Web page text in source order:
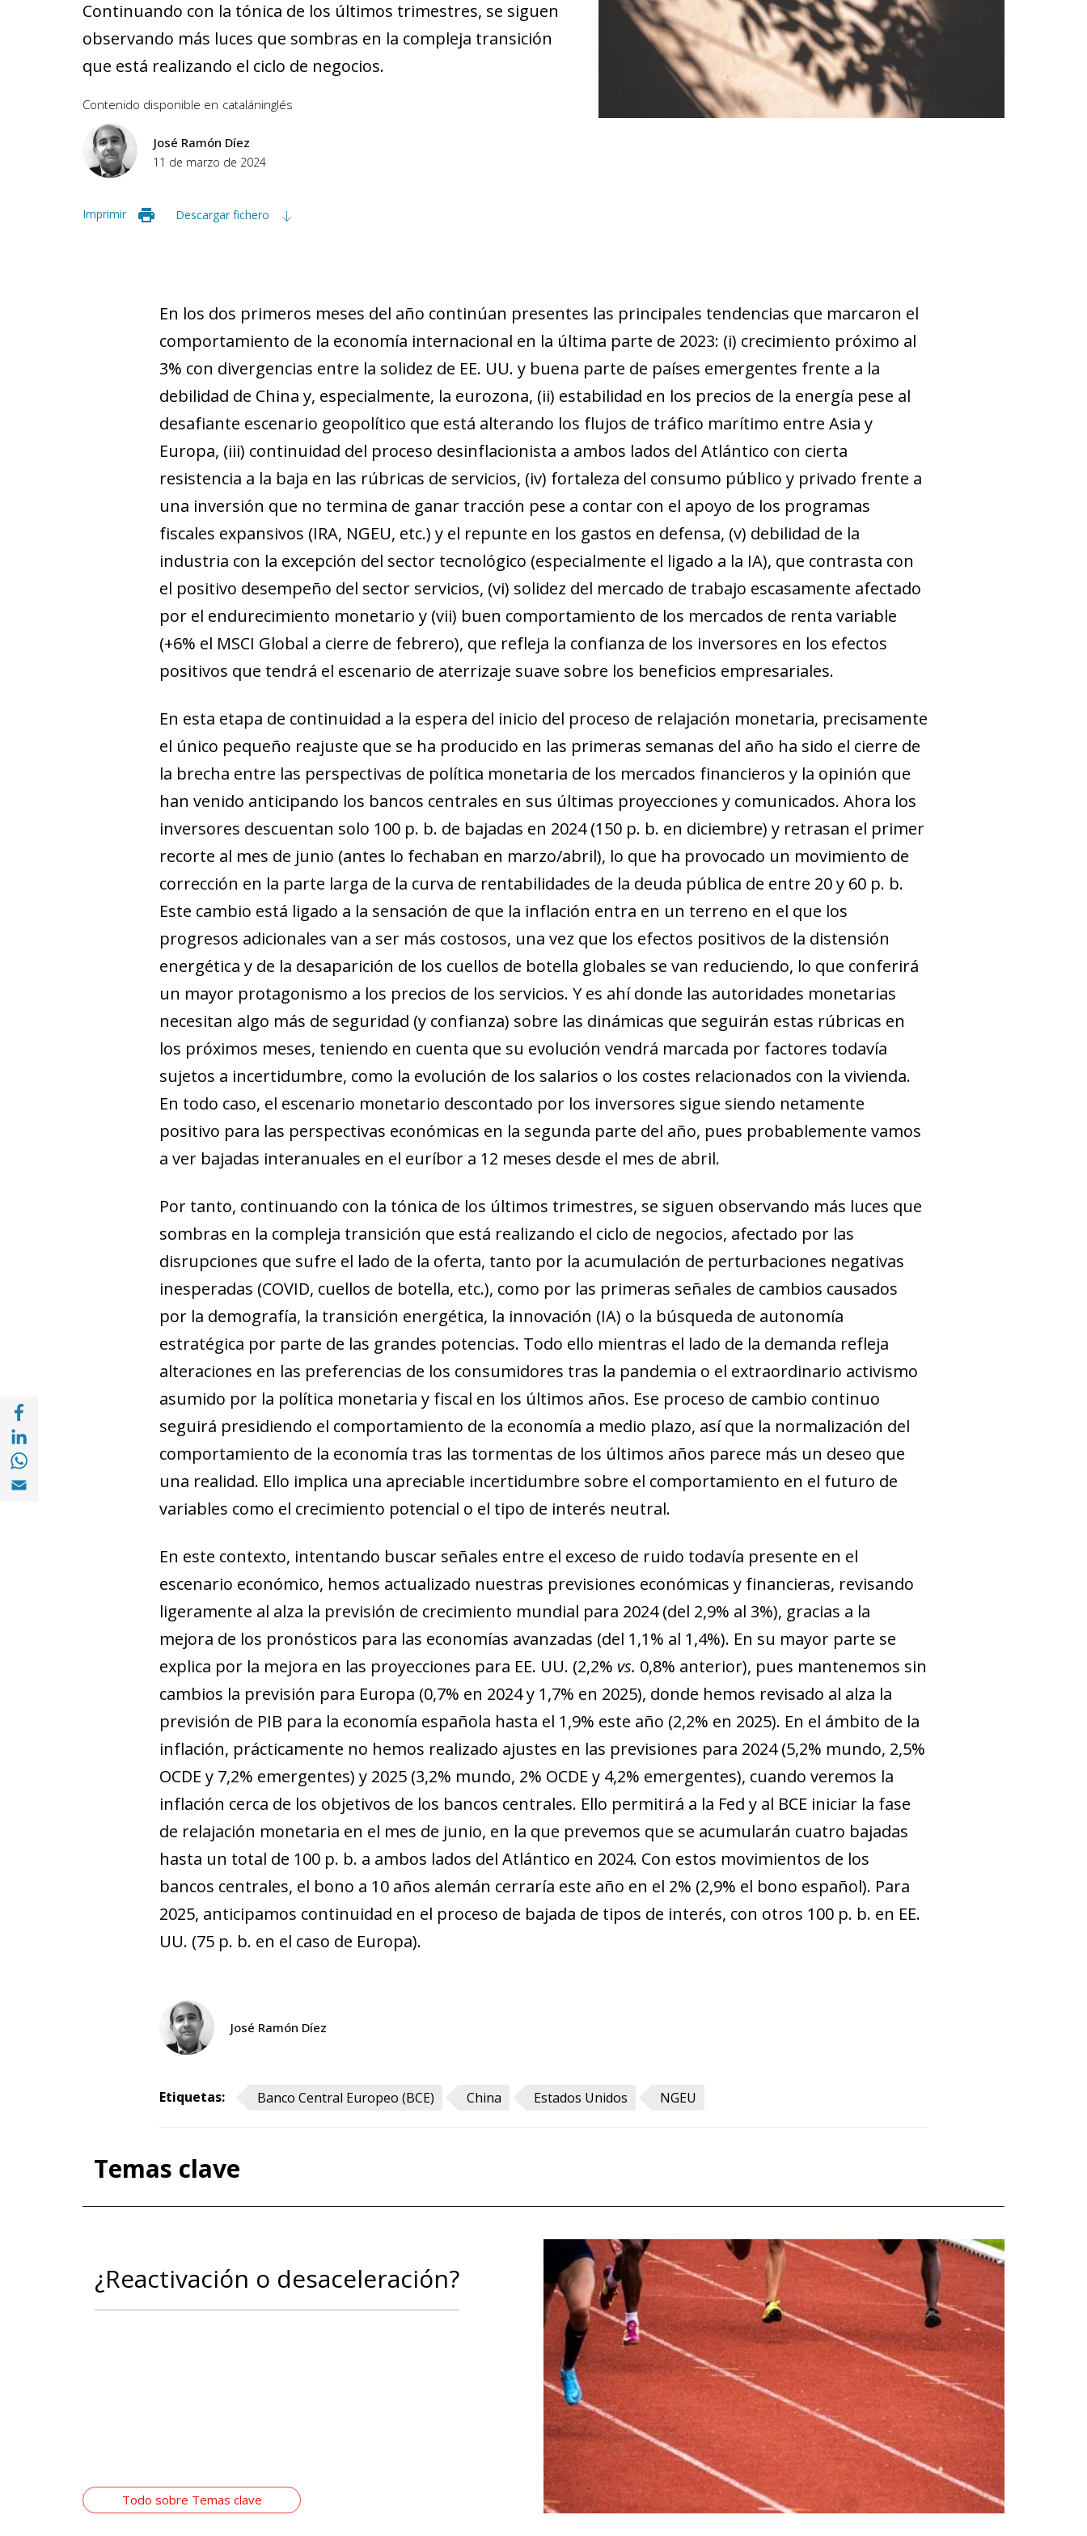
Continuando con la tónica de los últimos trimestres, se siguen
observando más luces que sombras en la compleja transición
que está realizando el ciclo de negocios.
Contenido disponible en cataláninglés
José Ramón Díez
11 de marzo de 2024
Imprimir Descargar fichero
Compartir en Facebook (opens in a new window)
Compartir en with Linkedin (opens in a new window)
Compartir en with Whatsapp (opens in a new window)
Compartir en Email (opens in a new window)
En los dos primeros meses del año continúan presentes las principales tendencias que marcaron el
comportamiento de la economía internacional en la última parte de 2023: (i) crecimiento próximo al
3% con divergencias entre la solidez de EE. UU. y buena parte de países emergentes frente a la
debilidad de China y, especialmente, la eurozona, (ii) estabilidad en los precios de la energía pese al
desafiante escenario geopolítico que está alterando los flujos de tráfico marítimo entre Asia y
Europa, (iii) continuidad del proceso desinflacionista a ambos lados del Atlántico con cierta
resistencia a la baja en las rúbricas de servicios, (iv) fortaleza del consumo público y privado frente a
una inversión que no termina de ganar tracción pese a contar con el apoyo de los programas
fiscales expansivos (IRA, NGEU, etc.) y el repunte en los gastos en defensa, (v) debilidad de la
industria con la excepción del sector tecnológico (especialmente el ligado a la IA), que contrasta con
el positivo desempeño del sector servicios, (vi) solidez del mercado de trabajo escasamente afectado
por el endurecimiento monetario y (vii) buen comportamiento de los mercados de renta variable
(+6% el MSCI Global a cierre de febrero), que refleja la confianza de los inversores en los efectos
positivos que tendrá el escenario de aterrizaje suave sobre los beneficios empresariales.
En esta etapa de continuidad a la espera del inicio del proceso de relajación monetaria, precisamente
el único pequeño reajuste que se ha producido en las primeras semanas del año ha sido el cierre de
la brecha entre las perspectivas de política monetaria de los mercados financieros y la opinión que
han venido anticipando los bancos centrales en sus últimas proyecciones y comunicados. Ahora los
inversores descuentan solo 100 p. b. de bajadas en 2024 (150 p. b. en diciembre) y retrasan el primer
recorte al mes de junio (antes lo fechaban en marzo/abril), lo que ha provocado un movimiento de
corrección en la parte larga de la curva de rentabilidades de la deuda pública de entre 20 y 60 p. b.
Este cambio está ligado a la sensación de que la inflación entra en un terreno en el que los
progresos adicionales van a ser más costosos, una vez que los efectos positivos de la distensión
energética y de la desaparición de los cuellos de botella globales se van reduciendo, lo que conferirá
un mayor protagonismo a los precios de los servicios. Y es ahí donde las autoridades monetarias
necesitan algo más de seguridad (y confianza) sobre las dinámicas que seguirán estas rúbricas en
los próximos meses, teniendo en cuenta que su evolución vendrá marcada por factores todavía
sujetos a incertidumbre, como la evolución de los salarios o los costes relacionados con la vivienda.
En todo caso, el escenario monetario descontado por los inversores sigue siendo netamente
positivo para las perspectivas económicas en la segunda parte del año, pues probablemente vamos
a ver bajadas interanuales en el euríbor a 12 meses desde el mes de abril.
Por tanto, continuando con la tónica de los últimos trimestres, se siguen observando más luces que
sombras en la compleja transición que está realizando el ciclo de negocios, afectado por las
disrupciones que sufre el lado de la oferta, tanto por la acumulación de perturbaciones negativas
inesperadas (COVID, cuellos de botella, etc.), como por las primeras señales de cambios causados
por la demografía, la transición energética, la innovación (IA) o la búsqueda de autonomía
estratégica por parte de las grandes potencias. Todo ello mientras el lado de la demanda refleja
alteraciones en las preferencias de los consumidores tras la pandemia o el extraordinario activismo
asumido por la política monetaria y fiscal en los últimos años. Ese proceso de cambio continuo
seguirá presidiendo el comportamiento de la economía a medio plazo, así que la normalización del
comportamiento de la economía tras las tormentas de los últimos años parece más un deseo que
una realidad. Ello implica una apreciable incertidumbre sobre el comportamiento en el futuro de
variables como el crecimiento potencial o el tipo de interés neutral.
En este contexto, intentando buscar señales entre el exceso de ruido todavía presente en el
escenario económico, hemos actualizado nuestras previsiones económicas y financieras, revisando
ligeramente al alza la previsión de crecimiento mundial para 2024 (del 2,9% al 3%), gracias a la
mejora de los pronósticos para las economías avanzadas (del 1,1% al 1,4%). En su mayor parte se
explica por la mejora en las proyecciones para EE. UU. (2,2% vs. 0,8% anterior), pues mantenemos sin
cambios la previsión para Europa (0,7% en 2024 y 1,7% en 2025), donde hemos revisado al alza la
previsión de PIB para la economía española hasta el 1,9% este año (2,2% en 2025). En el ámbito de la
inflación, prácticamente no hemos realizado ajustes en las previsiones para 2024 (5,2% mundo, 2,5%
OCDE y 7,2% emergentes) y 2025 (3,2% mundo, 2% OCDE y 4,2% emergentes), cuando veremos la
inflación cerca de los objetivos de los bancos centrales. Ello permitirá a la Fed y al BCE iniciar la fase
de relajación monetaria en el mes de junio, en la que prevemos que se acumularán cuatro bajadas
hasta un total de 100 p. b. a ambos lados del Atlántico en 2024. Con estos movimientos de los
bancos centrales, el bono a 10 años alemán cerraría este año en el 2% (2,9% el bono español). Para
2025, anticipamos continuidad en el proceso de bajada de tipos de interés, con otros 100 p. b. en EE.
UU. (75 p. b. en el caso de Europa).
José Ramón Díez
Etiquetas: Banco Central Europeo (BCE) China Estados Unidos NGEU
Temas clave
¿Reactivación o desaceleración?
Todo sobre Temas clave